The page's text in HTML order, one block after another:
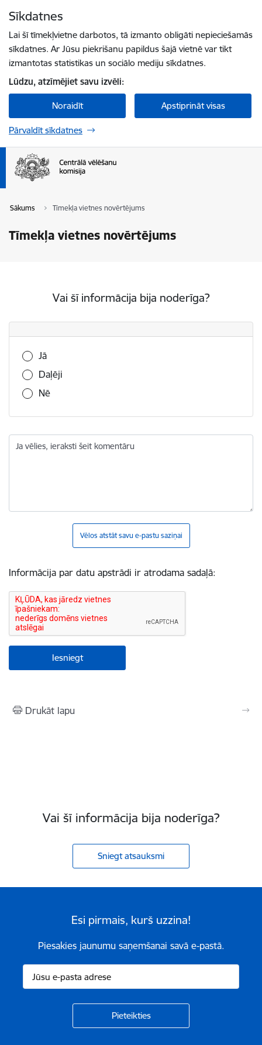
Sīkdatnes
Lai šī tīmekļvietne darbotos, tā izmanto obligāti nepieciešamās
sīkdatnes. Ar Jūsu piekrišanu papildus šajā vietnē var tikt
izmantotas statistikas un sociālo mediju sīkdatnes.
Lūdzu, atzīmējiet savu izvēli:
Noraidīt Apstiprināt visas
Pārvaldīt sīkdatnes
Sākums Tīmekļa vietnes novērtējums
Tīmekļa vietnes novērtējums
Vai šī informācija bija noderīga?
Vai šī informācija bija noderīga?
Jā
Daļēji
Nē
Ja vēlies, ieraksti šeit komentāru
Vēlos atstāt savu e-pastu saziņai
Informācija par datu apstrādi ir atrodama sadaļā:
Drukāt lapu
Vai šī informācija bija noderīga?
Sniegt atsauksmi
Esi pirmais, kurš uzzina!
Piesakies jaunumu saņemšanai savā e-pastā.